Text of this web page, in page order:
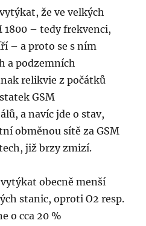
že ve velkých
1800 – tedy frekvenci,
– a proto se s ním
a podzemních
relikvie z počátků
GSM
a navíc jde o stav,
obměnou sítě za GSM
již brzy zmizí.
obecně menší
stanic, oproti O2 resp.
o cca 20 %